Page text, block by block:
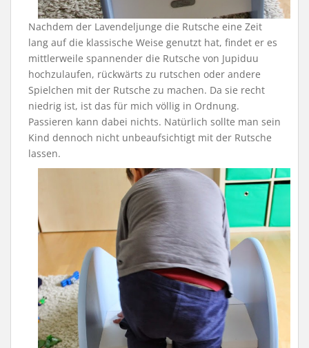
Nachdem der Lavendeljunge die Rutsche eine Zeit
lang auf die klassische Weise genutzt hat, findet er es
mittlerweile spannender die Rutsche von Jupiduu
hochzulaufen, rückwärts zu rutschen oder andere
Spielchen mit der Rutsche zu machen. Da sie recht
niedrig ist, ist das für mich völlig in Ordnung.
Passieren kann dabei nichts. Natürlich sollte man sein
Kind dennoch nicht unbeaufsichtigt mit der Rutsche
lassen.